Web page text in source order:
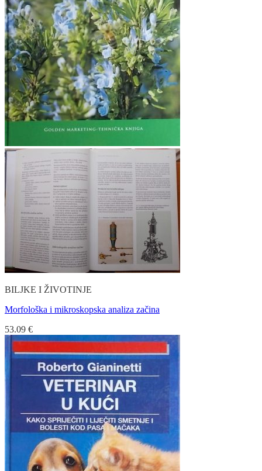
BILJKE I ŽIVOTINJE
Morfološka i mikroskopska analiza začina
53.09 €